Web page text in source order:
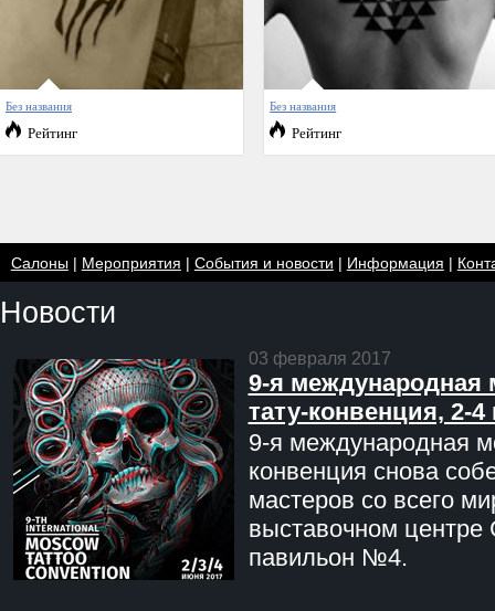
Без названия
Рейтинг
Без названия
Рейтинг
Салоны| Мероприятия | События и новости | Информация |
Новости
03 февраля 2017
9-я международная
тату-конвенция, 2-
9-я международная
конвенция снова
мастеров со всего
выставочном центре
павильон №4.